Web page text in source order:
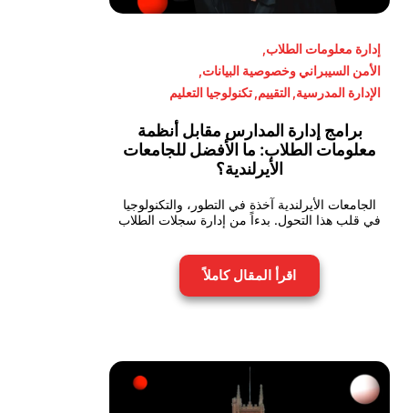
إدارة معلومات الطلاب,
الأمن السيبراني وخصوصية البيانات,
الإدارة المدرسية,التقييم,تكنولوجيا التعليم
برامج إدارة المدارس مقابل أنظمة
معلومات الطلاب: ما الأفضل للجامعات
الأيرلندية؟
الجامعات الأيرلندية آخذة في التطور، والتكنولوجيا
في قلب هذا التحول. بدءاً من إدارة سجلات الطلاب
اقرأ المقال كاملاً